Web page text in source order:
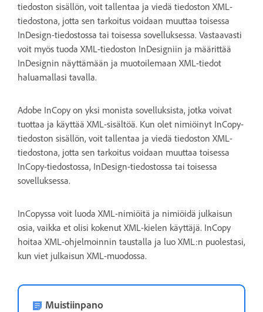
tiedoston sisällön, voit tallentaa ja viedä tiedoston XML-
tiedostona, jotta sen tarkoitus voidaan muuttaa toisessa
InDesign-tiedostossa tai toisessa sovelluksessa. Vastaavasti
voit myös tuoda XML-tiedoston InDesigniin ja määrittää
InDesignin näyttämään ja muotoilemaan XML-tiedot
haluamallasi tavalla.
Adobe InCopy on yksi monista sovelluksista, jotka voivat
tuottaa ja käyttää XML-sisältöä. Kun olet nimiöinyt InCopy-
tiedoston sisällön, voit tallentaa ja viedä tiedoston XML-
tiedostona, jotta sen tarkoitus voidaan muuttaa toisessa
InCopy-tiedostossa, InDesign-tiedostossa tai toisessa
sovelluksessa.
InCopyssa voit luoda XML-nimiöitä ja nimiöidä julkaisun
osia, vaikka et olisi kokenut XML-kielen käyttäjä. InCopy
hoitaa XML-ohjelmoinnin taustalla ja luo XML:n puolestasi,
kun viet julkaisun XML-muodossa.
Muistiinpano